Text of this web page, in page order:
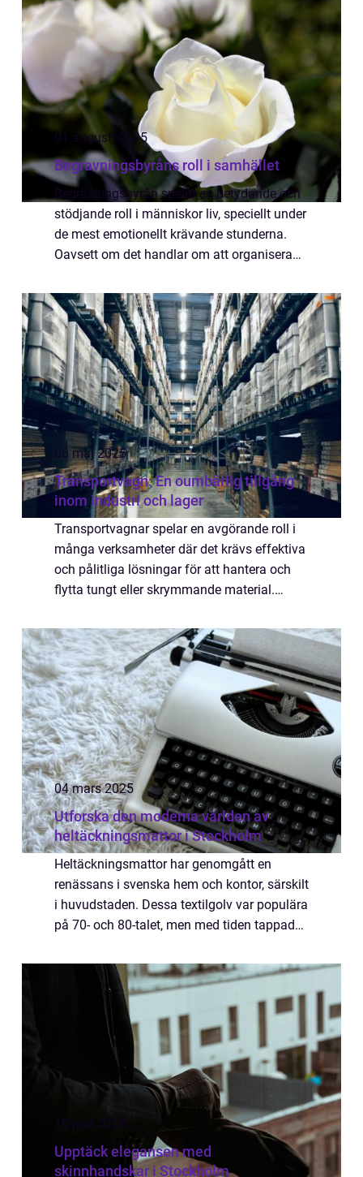
01 augusti 2025
Begravningsbyråns roll i samhället
Begravningsbyrån spelar en betydande och
stödjande roll i människor liv, speciellt under
de mest emotionellt krävande stunderna.
Oavsett om det handlar om att organisera
personlig minne...
06 maj 2025
Transportvagn: En oumbärlig tillgång
inom industri och lager
Transportvagnar spelar en avgörande roll i
många verksamheter där det krävs effektiva
och pålitliga lösningar för att hantera och
flytta tungt eller skrymmande material.
m&a...
04 mars 2025
Utforska den moderna världen av
heltäckningsmattor i Stockholm
Heltäckningsmattor har genomgått en
renässans i svenska hem och kontor, särskilt
i huvudstaden. Dessa textilgolv var populära
på 70- och 80-talet, men med tiden tappade
10 juni 2024
Upptäck elegansen med
skinnhandskar i Stockholm